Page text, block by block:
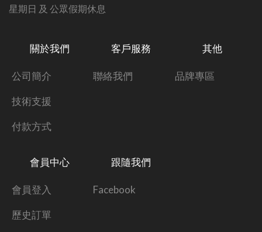
星期日 及 公眾假期休息
關於我們
公司簡介
技術支援
付款方式
客戶服務
聯絡我們
其他
品牌專區
會員中心
會員登入
歷史訂單
跟隨我們
Facebook